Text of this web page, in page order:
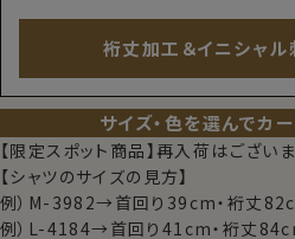
裄丈加工＆イニシャ
サイズ・色を選んでカ
【限定スポット商品】再入荷はござい
【シャツのサイズの見方】
例）M-3982→首回り39cm・裄丈
例）L-4184→首回り41cm・裄丈